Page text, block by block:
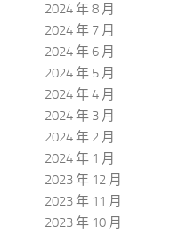
2024 年 8 月
2024 年 7 月
2024 年 6 月
2024 年 5 月
2024 年 4 月
2024 年 3 月
2024 年 2 月
2024 年 1 月
2023 年 12 月
2023 年 11 月
2023 年 10 月